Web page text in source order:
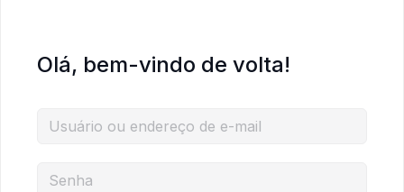
Olá, bem-vindo de volta!